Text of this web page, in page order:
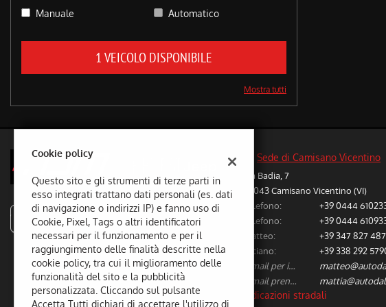
Manuale
Automatico
1 VEICOLO DISPONIBILE
Mostra tutti
autodalmaso
Sede di Camisano Vicentino
Via Badia, 7
36043 Camisano Vicentino (VI)
Telefono:
+39 0444
Telefono:
+39 0444
Matteo:
+39 347 827
Luciano:
+39 338 292
E-mail per info vetture nuove/usate:
E-mail prenotazione/preventivi riparazioni:
Indicazioni stradali
Cookie policy
Questo sito e gli strumenti di terze parti in
esso integrati trattano dati personali (es. dati
di navigazione o indirizzi IP) e fanno uso di
Cookie, Pixel, Tags o altri identificatori
necessari per il funzionamento e per il
raggiungimento delle finalità descritte nella
cookie policy, tra cui il miglioramento delle
funzionalità del sito e la pubblicità
personalizzata. Cliccando sul pulsante
Accetta Tutti dichiari di accettare l'utilizzo di
questi
di
cookie
rivedere
modificare
scelte
qualsiasi
momento.